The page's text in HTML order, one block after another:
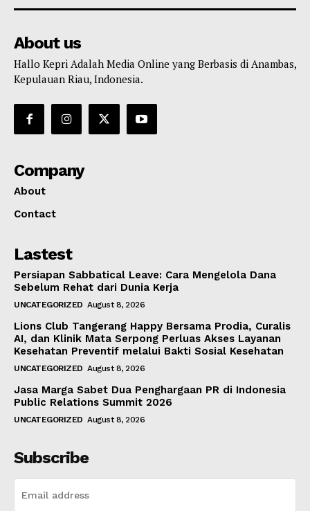
About us
Hallo Kepri Adalah Media Online yang Berbasis di Anambas,
Kepulauan Riau, Indonesia.
Company
About
Contact
Lastest
Persiapan Sabbatical Leave: Cara Mengelola Dana
Sebelum Rehat dari Dunia Kerja
UNCATEGORIZED August 8, 2026
Lions Club Tangerang Happy Bersama Prodia, Curalis
AI, dan Klinik Mata Serpong Perluas Akses Layanan
Kesehatan Preventif melalui Bakti Sosial Kesehatan
UNCATEGORIZED August 8, 2026
Jasa Marga Sabet Dua Penghargaan PR di Indonesia
Public Relations Summit 2026
UNCATEGORIZED August 8, 2026
Subscribe